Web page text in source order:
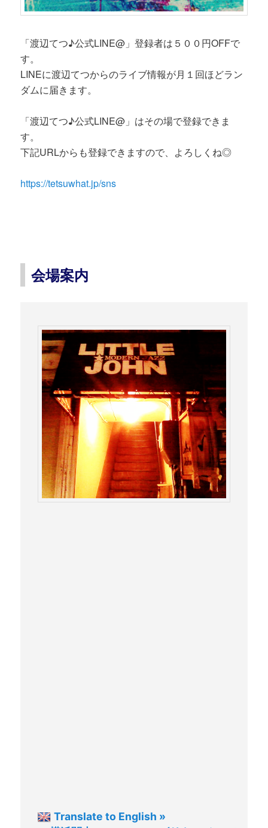
「渡辺てつ♪公式LINE@」登録者は５００円OFFで
す。
LINEに渡辺てつからのライブ情報が月１回ほどラン
ダムに届きます。
「渡辺てつ♪公式LINE@」はその場で登録できま
す。
下記URLからも登録できますので、よろしくね◎
https://tetsuwhat.jp/sns
会場案内
Translate to English »